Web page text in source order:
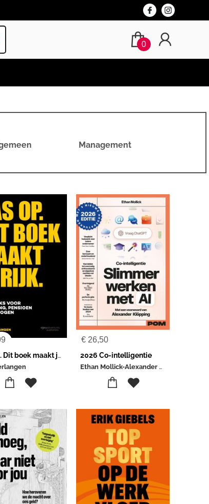
0
Management
Pas op. Dit boek maakt je rijk
€ 26,50
2026 Co-intelligentie
Ethan Mollick-Alexander Klöpping